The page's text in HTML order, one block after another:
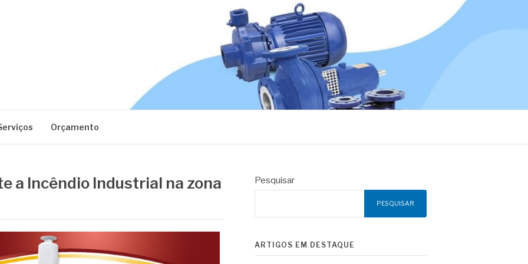
Orçamento
a Incêndio Industrial na zona
Pesquisar
PESQUISAR
ARTIGOS EM DESTAQUE